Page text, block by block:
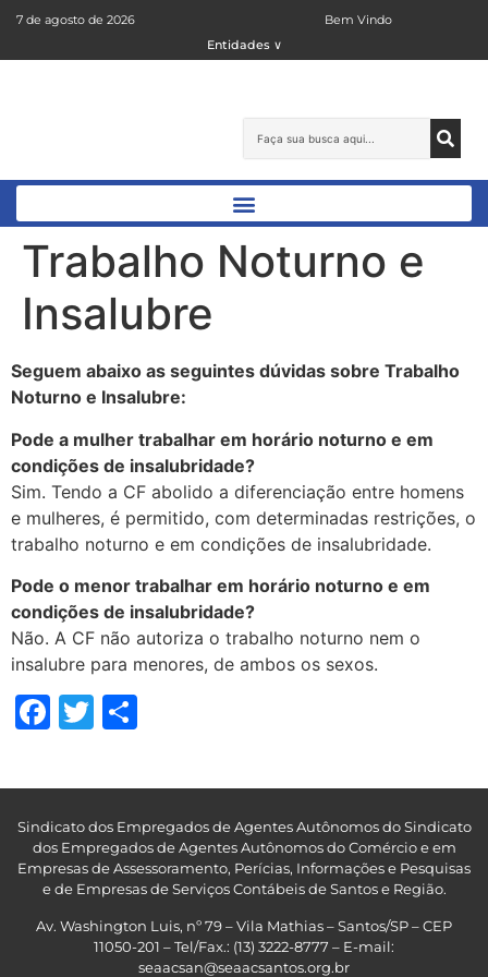
7 de agosto de 2026
Bem Vindo
Entidades ∨
Trabalho Noturno e
Insalubre
Seguem abaixo as seguintes dúvidas sobre Trabalho
Noturno e Insalubre:
Pode a mulher trabalhar em horário noturno e em
condições de insalubridade?
Sim. Tendo a CF abolido a diferenciação entre homens
e mulheres, é permitido, com determinadas restrições, o
trabalho noturno e em condições de insalubridade.
Pode o menor trabalhar em horário noturno e em
condições de insalubridade?
Não. A CF não autoriza o trabalho noturno nem o
insalubre para menores, de ambos os sexos.
Facebook
Twitter
Sindicato dos Empregados de Agentes Autônomos do Sindicato
dos Empregados de Agentes Autônomos do Comércio e em
Empresas de Assessoramento, Perícias, Informações e Pesquisas
e de Empresas de Serviços Contábeis de Santos e Região.
Av. Washington Luis, nº 79 – Vila Mathias – Santos/SP – CEP
11050-201 – Tel/Fax.: (13) 3222-8777 – E-mail:
seaacsan@seaacsantos.org.br